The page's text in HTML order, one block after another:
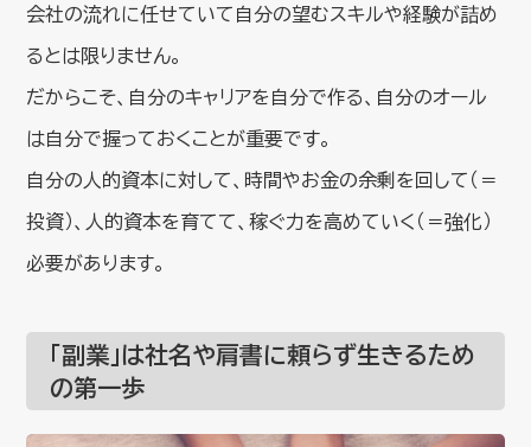
会社の流れに任せていて自分の望むスキルや経験が詰め
るとは限りません。
だからこそ、自分のキャリアを自分で作る、自分のオール
は自分で握っておくことが重要です。
自分の人的資本に対して、時間やお金の余剰を回して（＝
投資）、人的資本を育てて、稼ぐ力を高めていく（＝強化）
必要があります。
「副業」は社名や肩書に頼らず生きるため
の第一歩